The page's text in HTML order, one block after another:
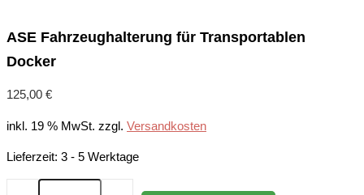
ASE Fahrzeughalterung für Transportablen
Docker
125,00 €
inkl. 19 % MwSt. zzgl. Versandkosten
Lieferzeit: 3 - 5 Werktage